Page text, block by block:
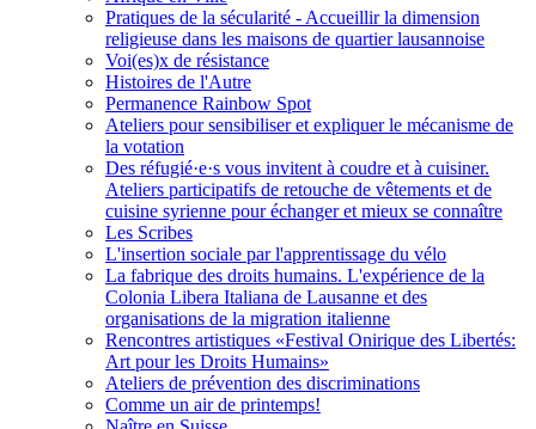
Pratiques de la sécularité - Accueillir la dimension
religieuse dans les maisons de quartier lausannoise
Voi(es)x de résistance
Histoires de l'Autre
Permanence Rainbow Spot
Ateliers pour sensibiliser et expliquer le mécanisme de
la votation
Des réfugié·e·s vous invitent à coudre et à cuisiner.
Ateliers participatifs de retouche de vêtements et de
cuisine syrienne pour échanger et mieux se connaître
Les Scribes
L'insertion sociale par l'apprentissage du vélo
La fabrique des droits humains. L'expérience de la
Colonia Libera Italiana de Lausanne et des
organisations de la migration italienne
Rencontres artistiques «Festival Onirique des Libertés:
Art pour les Droits Humains»
Ateliers de prévention des discriminations
Comme un air de printemps!